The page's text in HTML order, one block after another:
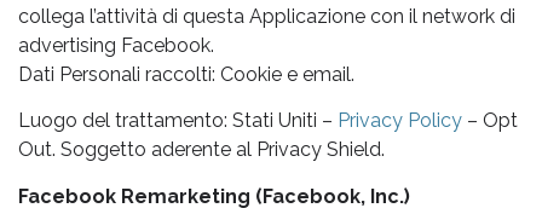
collega l’attività di questa Applicazione con il network di
advertising Facebook.
Dati Personali raccolti: Cookie e email.
Luogo del trattamento: Stati Uniti – Privacy Policy – Opt
Out. Soggetto aderente al Privacy Shield.
Facebook Remarketing (Facebook, Inc.)